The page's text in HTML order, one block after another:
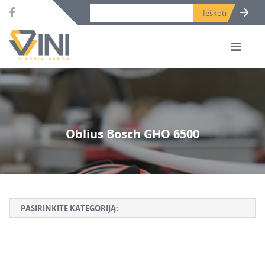
Search bar place.
Oblius Bosch GHO 6500
PASIRINKITE KATEGORIJĄ: